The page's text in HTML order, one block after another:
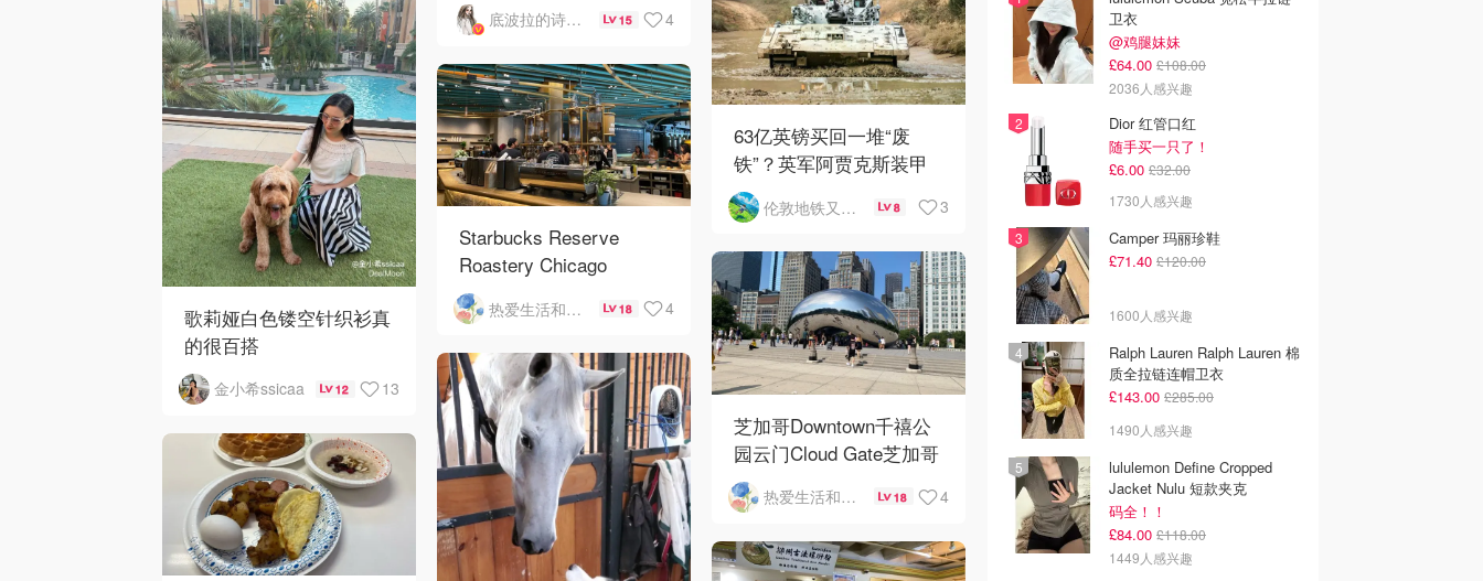
底波拉的诗与歌 15 4
63亿英镑买回一堆“废
铁”？英军阿贾克斯装甲
车刚出库就趴窝
伦敦地铁又罢工了 8 3
歌莉娅白色镂空针织衫真
的很百搭
金小希ssicaa 12 13
Starbucks Reserve
Roastery Chicago
热爱生活和自由的轻舞飞扬 18 4
芝加哥Downtown千禧公
园云门Cloud Gate芝加哥
河街景❤️鳞次栉比的高楼
热爱生活和自由的轻舞飞扬 18 4
卫衣
@鸡腿妹妹
£64.00 £108.00
2036人感兴趣
Dior 红管口红
随手买一只了！
£6.00 £32.00
1730人感兴趣
Camper 玛丽珍鞋
£71.40 £120.00
1600人感兴趣
Ralph Lauren Ralph Lauren 棉
质全拉链连帽卫衣
£143.00 £285.00
1490人感兴趣
lululemon Define Cropped
Jacket Nulu 短款夹克
码全！！
£84.00 £118.00
1449人感兴趣